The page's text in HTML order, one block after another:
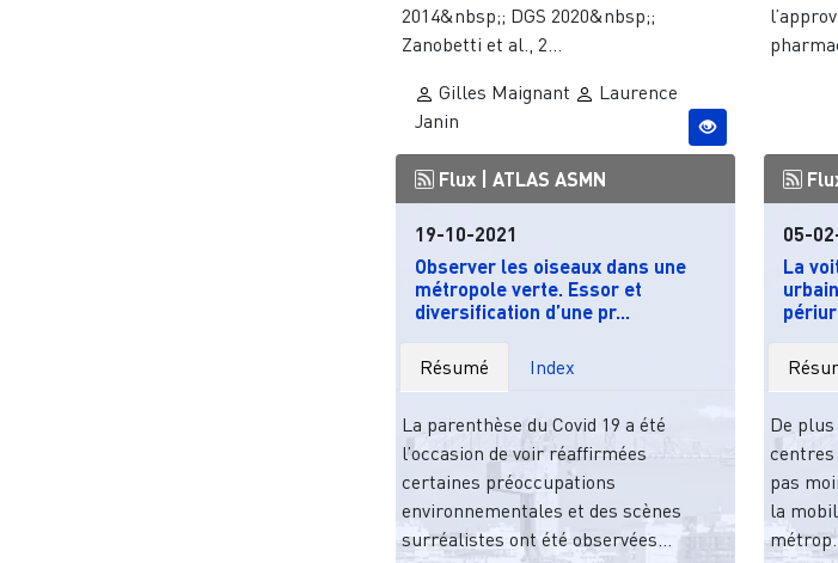
2014&nbsp;; DGS 2020&nbsp;;
Zanobetti et al., 2...
Gilles Maignant
Laurence
Janin
Flux | ATLAS ASMN
19-10-2021
Observer les oiseaux dans une
métropole verte. Essor et
diversification d’une pr...
Résumé Index
La parenthèse du Covid 19 a été
l’occasion de voir réaffirmées
certaines préoccupations
environnementales et des scènes
surréalistes ont été observées...
05-
La
De
centres
pas
la